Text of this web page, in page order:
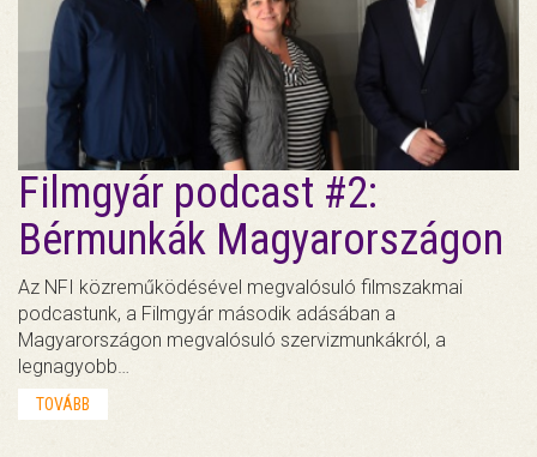
Filmgyár podcast #2:
Bérmunkák Magyarországon
Az NFI közreműködésével megvalósuló filmszakmai
podcastunk, a Filmgyár második adásában a
Magyarországon megvalósuló szervizmunkákról, a
legnagyobb…
TOVÁBB